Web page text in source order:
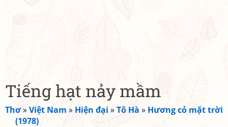
Tiếng hạt nảy mầm
Thơ»Việt Nam » Hiện đại »Tô Hà » Hương cỏ mặt trời
(1978)